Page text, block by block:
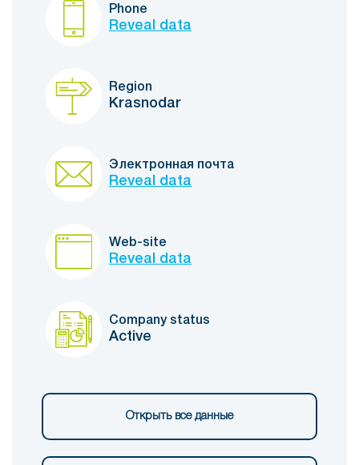
Phone
Reveal data
Region
Krasnodar
Электронная почта
Reveal data
Web-site
Reveal data
Company status
Active
Открыть все данные